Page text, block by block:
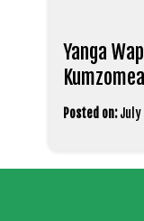
Yanga
Posted on: July